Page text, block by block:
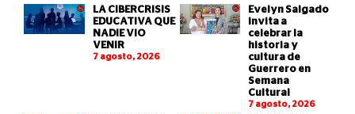
LA CIBERCRISIS
EDUCATIVA QUE
NADIE VIO
VENIR
7 agosto, 2026
Evelyn Salgado
invita a
celebrar la
historia y
cultura de
Guerrero en
Semana
Cultural
7 agosto, 2026